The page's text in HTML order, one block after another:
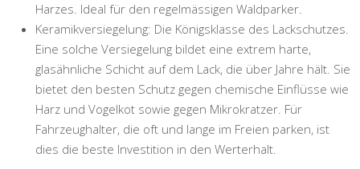
Harzes. Ideal für den regelmässigen Waldparker.
Keramikversiegelung: Die Königsklasse des Lackschutzes.
Eine solche Versiegelung bildet eine extrem harte,
glasähnliche Schicht auf dem Lack, die über Jahre hält. Sie
bietet den besten Schutz gegen chemische Einflüsse wie
Harz und Vogelkot sowie gegen Mikrokratzer. Für
Fahrzeughalter, die oft und lange im Freien parken, ist
dies die beste Investition in den Werterhalt.